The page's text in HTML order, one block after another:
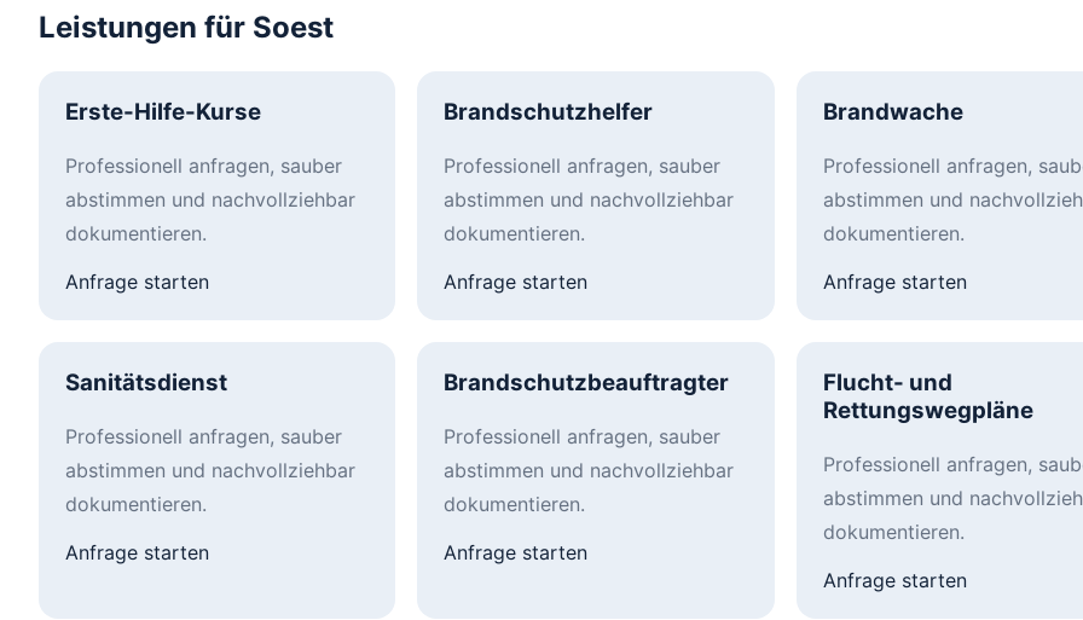
Leistungen für Soest
Erste-Hilfe-Kurse
Professionell anfragen, sauber
abstimmen und nachvollziehbar
dokumentieren.
Anfrage starten
Brandschutzhelfer
Professionell anfragen, sauber
abstimmen und nachvollziehbar
dokumentieren.
Anfrage starten
Brandwache
Professionell anfragen,
abstimmen und
dokumentieren.
Anfrage starten
Sanitätsdienst
Professionell anfragen, sauber
abstimmen und nachvollziehbar
dokumentieren.
Anfrage starten
Brandschutzbeauftragter
Professionell anfragen, sauber
abstimmen und nachvollziehbar
dokumentieren.
Anfrage starten
Flucht- und
Rettungswegpläne
Professionell anfragen,
abstimmen und
dokumentieren.
Anfrage starten